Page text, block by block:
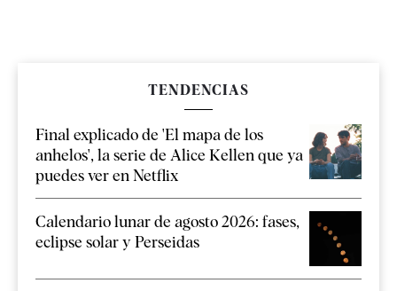
TENDENCIAS
Final explicado de 'El mapa de los
anhelos', la serie de Alice Kellen que ya
puedes ver en Netflix
Calendario lunar de agosto 2026: fases,
eclipse solar y Perseidas